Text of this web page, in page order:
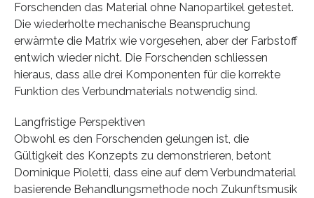
Forschenden das Material ohne Nanopartikel getestet.
Die wiederholte mechanische Beanspruchung
erwärmte die Matrix wie vorgesehen, aber der Farbstoff
entwich wieder nicht. Die Forschenden schliessen
hieraus, dass alle drei Komponenten für die korrekte
Funktion des Verbundmaterials notwendig sind.
Langfristige Perspektiven
Obwohl es den Forschenden gelungen ist, die
Gültigkeit des Konzepts zu demonstrieren, betont
Dominique Pioletti, dass eine auf dem Verbundmaterial
basierende Behandlungsmethode noch Zukunftsmusik